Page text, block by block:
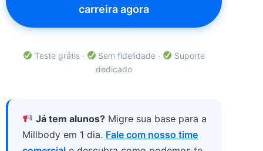
carreira agora
Teste grátis · Sem fidelidade ·
Suporte
dedicado
Já tem alunos? Migre sua base para a
Millbody em 1 dia. Fale com nosso time